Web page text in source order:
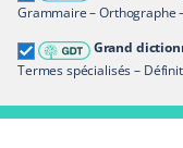
Grammaire – Orthographe
Grand
Termes spécialisés –
Restreindre aux termes